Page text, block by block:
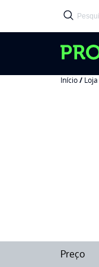
Início/ Loja
Preço